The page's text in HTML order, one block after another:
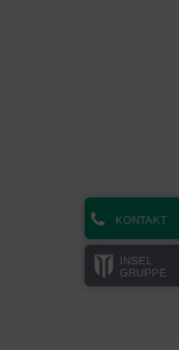
KONTAKT
INSEL
GRUPPE